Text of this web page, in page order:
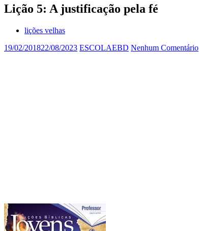
Lição 5: A justificação pela fé
lições velhas
19/02/201822/08/2023 ESCOLAEBD Nenhum Comentário